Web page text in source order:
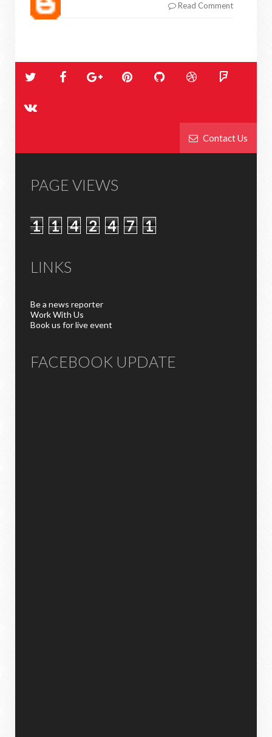
Read Comment
Contact Us
PAGE VIEWS
1 1 4 2 4 7 1
LINKS
Be a news reporter
Work With Us
Book us for live event
FACEBOOK UPDATE